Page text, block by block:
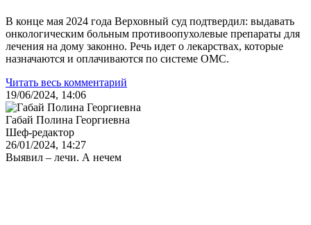
В конце мая 2024 года Верховный суд подтвердил: выдавать
онкологическим больным противоопухолевые препараты для
лечения на дому законно. Речь идет о лекарствах, которые
назначаются и оплачиваются по системе ОМС.
Читать весь комментарий
19/06/2024, 14:06
Габай Полина Георгиевна
Шеф-редактор
26/01/2024, 14:27
Выявил – лечи. А нечем